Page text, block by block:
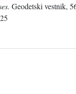
Geodetski vestnik,